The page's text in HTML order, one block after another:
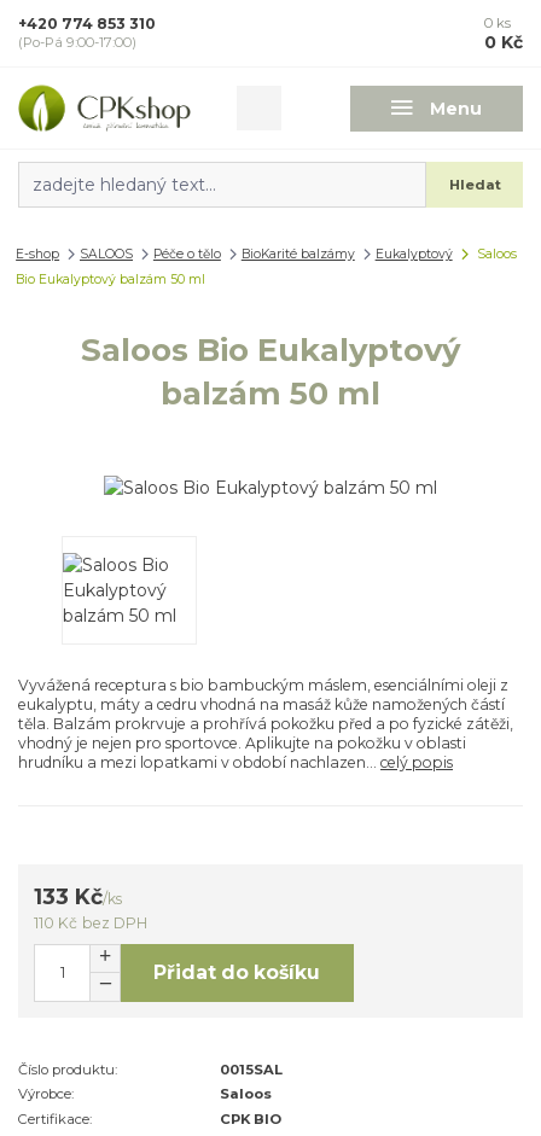
Menu
Hledat
+420 774 853 310
(Po-Pá 9:00-17:00)
0 ks
0 Kč
E-shop SALOOS Péče o tělo BioKarité balzámy Eukalyptový
Saloos
Bio Eukalyptový balzám 50 ml
Saloos Bio Eukalyptový
balzám 50 ml
Vyvážená receptura s bio bambuckým máslem, esenciálními oleji z
eukalyptu, máty a cedru vhodná na masáž kůže namožených částí
těla. Balzám prokrvuje a prohřívá pokožku před a po fyzické zátěži,
vhodný je nejen pro sportovce. Aplikujte na pokožku v oblasti
hrudníku a mezi lopatkami v období nachlazen... celý popis
133 Kč/ks
110 Kč bez DPH
Přidat do košíku
Číslo produktu:
0015SAL
Výrobce:
Saloos
Certifikace:
CPK BIO